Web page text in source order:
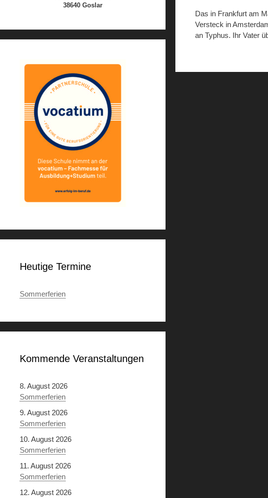
Das in Frankfurt am
Versteck in
an Typhus. Ihr Vater
38640 Goslar
Heutige Termine
Sommerferien
Kommende Veranstaltungen
8. August 2026
Sommerferien
9. August 2026
Sommerferien
10. August 2026
Sommerferien
11. August 2026
Sommerferien
12. August 2026